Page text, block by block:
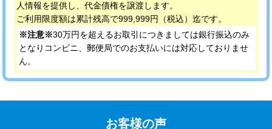
人情報を提供し、代金債権を譲渡します。
ご利用限度額は累計残高で999,999円（税込）迄です。
※注意※30万円を超えるお取引につきましては銀行振込のみ
となりコンビニ、郵便局でのお支払いには対応しておりませ
ん。
お客様の声